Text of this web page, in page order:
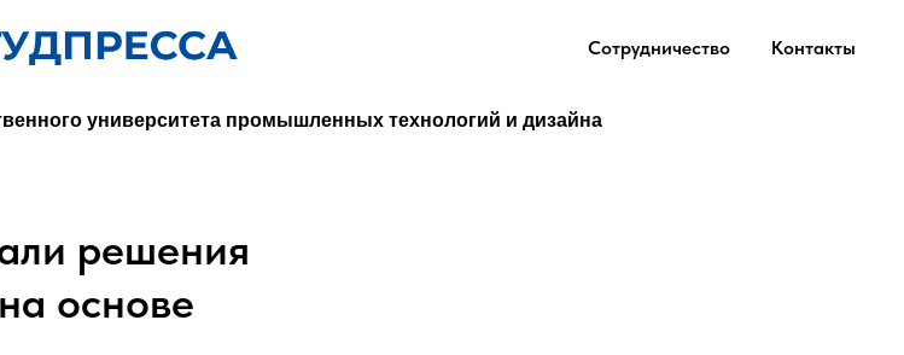
Сотрудничество Контакты
университета промышленных технологий и дизайна
решения
основе